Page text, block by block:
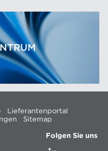
Lieferantenportal
Sitemap
Folgen Sie uns